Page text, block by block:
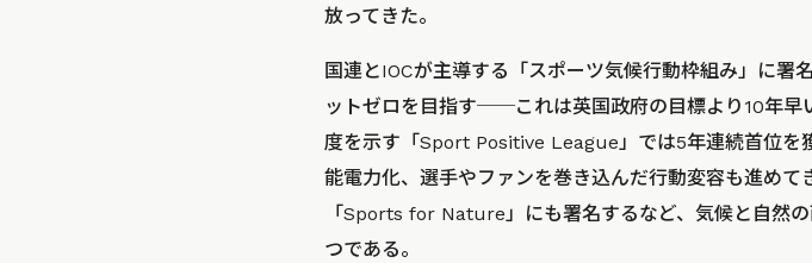
放ってきた。
国連とIOCが主導する「スポーツ気候行動枠組み」に
ットゼロを目指す──これは英国政府の目標より10年早
度を示す「Sport Positive League」では5年連続首位を
能電力化、選手やファンを巻き込んだ行動変容も進め
「Sports for Nature」にも署名するなど、気候と自然
つである。